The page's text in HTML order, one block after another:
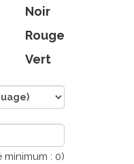
Noir
Rouge
Vert
minimum : 0)